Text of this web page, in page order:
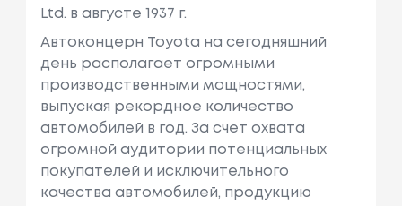
Ltd. в августе 1937 г.
Автоконцерн Toyota на сегодняшний
день располагает огромными
производственными мощностями,
выпуская рекордное количество
автомобилей в год. За счет охвата
огромной аудитории потенциальных
покупателей и исключительного
качества автомобилей, продукцию